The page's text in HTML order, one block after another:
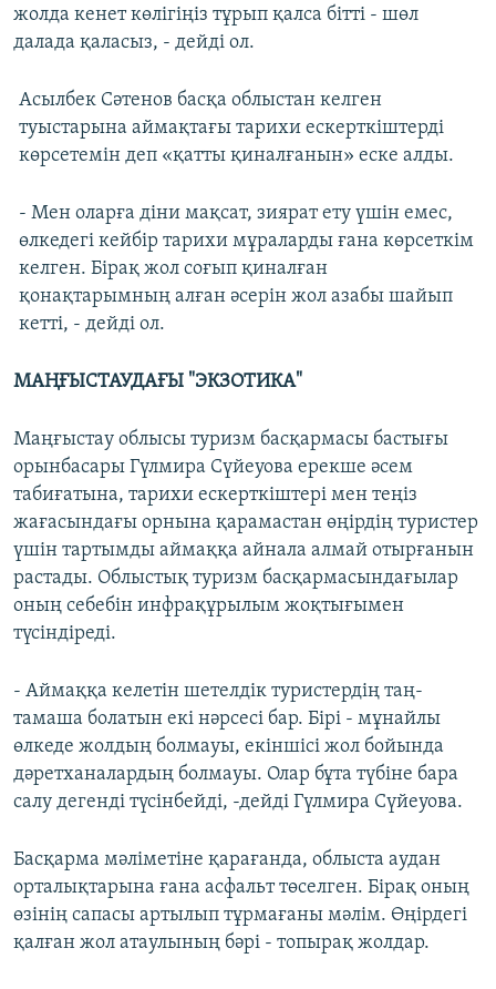
жолда кенет көлігіңіз тұрып қалса бітті - шөл
далада қаласыз, - дейді ол.
Асылбек Сәтенов басқа облыстан келген
туыстарына аймақтағы тарихи ескерткіштерді
көрсетемін деп «қатты қиналғанын» еске алды.
- Мен оларға діни мақсат, зиярат ету үшін емес,
өлкедегі кейбір тарихи мұраларды ғана көрсеткім
келген. Бірақ жол соғып қиналған
қонақтарымның алған әсерін жол азабы шайып
кетті, - дейді ол.
МАҢҒЫСТАУДАҒЫ "ЭКЗОТИКА"
Маңғыстау облысы туризм басқармасы бастығы
орынбасары Гүлмира Сүйеуова ерекше әсем
табиғатына, тарихи ескерткіштері мен теңіз
жағасындағы орнына қарамастан өңірдің туристер
үшін тартымды аймаққа айнала алмай отырғанын
растады. Облыстық туризм басқармасындағылар
оның себебін инфрақұрылым жоқтығымен
түсіндіреді.
- Аймаққа келетін шетелдік туристердің таң-
тамаша болатын екі нәрсесі бар. Бірі - мұнайлы
өлкеде жолдың болмауы, екіншісі жол бойында
дәретханалардың болмауы. Олар бұта түбіне бара
салу дегенді түсінбейді, -дейді Гүлмира Сүйеуова.
Басқарма мәліметіне қарағанда, облыста аудан
орталықтарына ғана асфальт төселген. Бірақ оның
өзінің сапасы артылып тұрмағаны мәлім. Өңірдегі
қалған жол атаулының бәрі - топырақ жолдар.